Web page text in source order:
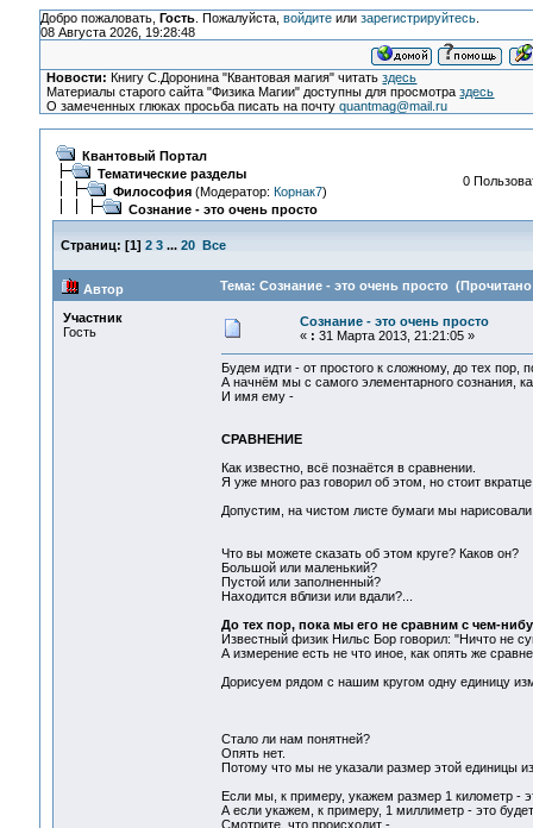
Добро пожаловать, Гость. Пожалуйста, войдитеили зарегистрируйтесь.
08 Августа 2026, 19:28:48
Новости: Книгу С.Доронина "Квантовая магия" читатьздесь
Материалы старого сайта "Физика Магии" доступны для просмотраздесь
О замеченных глюках просьба писать на почтуquantmag@mail.ru
Квантовый Портал
Тематические разделы
Философия(Модератор: Корнак7)
Сознание - это очень просто
0
Страниц: [1] 2 3 ... 20 Все
Автор Тема: Сознание - это очень просто (Прочитано
Участник
Гость
Сознание - это очень просто
« : 31 Марта 2013, 21:21:05 »
Будем идти - от простого к сложному, до тех пор,
А начнём мы с самого элементарного сознания,
И имя ему -
СРАВНЕНИЕ
Как известно, всё познаётся в сравнении.
Я уже много раз говорил об этом, но стоит
Допустим, на чистом листе бумаги мы нарисовали
Что вы можете сказать об этом круге? Каков он?
Большой или маленький?
Пустой или заполненный?
Находится вблизи или вдали?...
До тех пор, пока мы его не сравним с чем-
Известный физик Нильс Бор говорил: "Ничто не
А измерение есть не что иное, как опять же
Дорисуем рядом с нашим кругом одну единицу
Стало ли нам понятней?
Опять нет.
Потому что мы не указали размер этой единицы
Если мы, к примеру, укажем размер 1 километр -
А если укажем, к примеру, 1 миллиметр - это
Смотрите, что происходит -